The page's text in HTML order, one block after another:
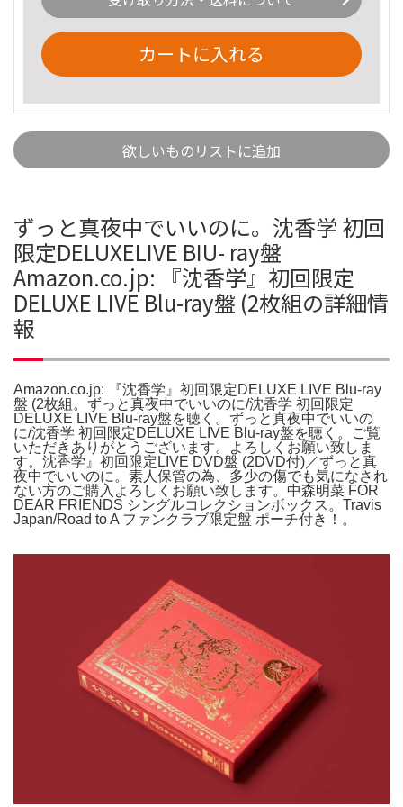
カートに入れる
欲しいものリストに追加
ずっと真夜中でいいのに。沈香学 初回
限定DELUXELIVE BIU- ray盤
Amazon.co.jp: 『沈香学』初回限定
DELUXE LIVE Blu-ray盤 (2枚組の詳細情
報
Amazon.co.jp: 『沈香学』初回限定DELUXE LIVE Blu-ray
盤 (2枚組。ずっと真夜中でいいのに/沈香学 初回限定
DELUXE LIVE Blu-ray盤を聴く。ずっと真夜中でいいの
に/沈香学 初回限定DELUXE LIVE Blu-ray盤を聴く。ご覧
いただきありがとうございます。よろしくお願い致しま
す。沈香学』初回限定LIVE DVD盤 (2DVD付)／ずっと真
夜中でいいのに。素人保管の為、多少の傷でも気になされ
ない方のご購入よろしくお願い致します。中森明菜 FOR
DEAR FRIENDS シングルコレクションボックス。Travis
Japan/Road to A ファンクラブ限定盤 ポーチ付き！。